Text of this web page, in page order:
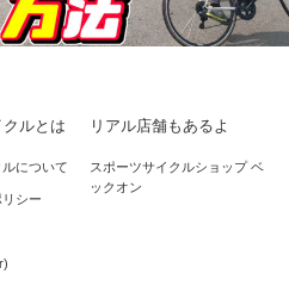
いろいろ試そう、8の字走行の練習方
法。
ルとは
について
シー
リアル店舗もあるよ
スポーツサイクルショップ ベ
ックオン